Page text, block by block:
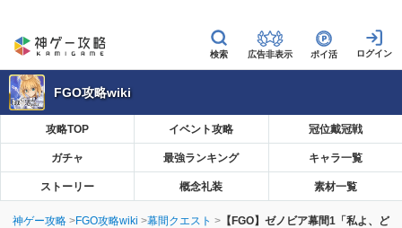
広告非表示 ポイ活
FGO攻略wiki
攻略TOP イベント攻略 冠位戴冠戦
ガチャ 最強ランキング キャラ一覧
ストーリー 概念礼装 素材一覧
神ゲー攻略 FGO攻略wiki 幕間クエスト 【FGO】ゼノビア幕間1「私よ、ど